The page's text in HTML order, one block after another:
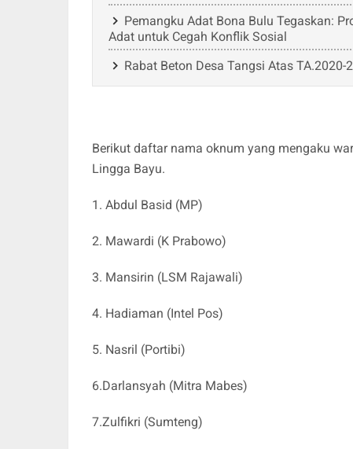
Pemangku Adat Bona Bulu Tegaskan:
Adat untuk Cegah Konflik Sosial
Rabat Beton Desa Tangsi Atas
Berikut daftar nama oknum yang mengaku
Lingga Bayu.
1. Abdul Basid (MP)
2. Mawardi (K Prabowo)
3. Mansirin (LSM Rajawali)
4. Hadiaman (Intel Pos)
5. Nasril (Portibi)
6.Darlansyah (Mitra Mabes)
7.Zulfikri (Sumteng)